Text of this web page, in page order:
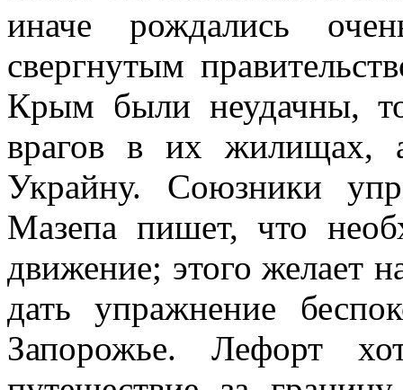
иначе рождались
свергнутым
Крым были неудачны,
врагов в их жилищах,
Украйну. Союзники
Мазепа пишет, что
движение; этого желает
дать упражнение
Запорожье. Лефорт